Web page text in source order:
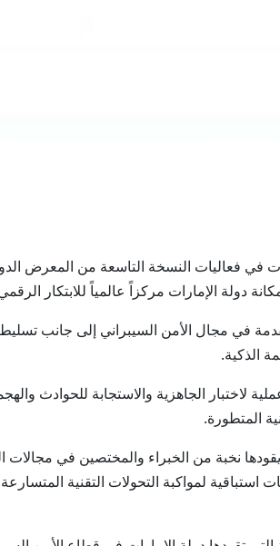
في فعاليات النسخة التاسعة من المعرض
في مجال الأمن السيبراني إلى جانب
الذكية.
الجاهزية والاستجابة للحوادث
المتطورة.
نخبة من الخبراء والمختصين في مجالات
استباقية لمواكبة التحولات التقنية